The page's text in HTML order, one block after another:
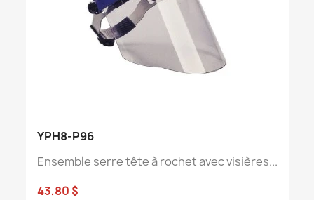
YPH8-P96
Ensemble serre tête à rochet avec visières...
43,80 $